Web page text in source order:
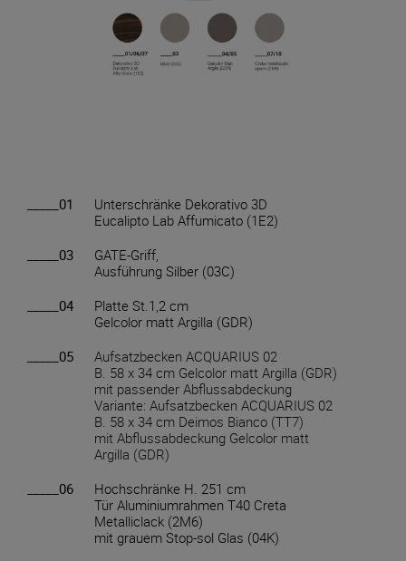
_____01
Unterschränke Dekorativo 3D
Eucalipto Lab Affumicato (1E2)
_____03
GATE-Griff,
Ausführung Silber (03C)
_____04
Platte St.1,2 cm
Gelcolor matt Argilla (GDR)
_____05
Aufsatzbecken ACQUARIUS 02
B. 58 x 34 cm Gelcolor matt Argilla (GDR)
mit passender Abflussabdeckung
Variante: Aufsatzbecken ACQUARIUS 02
B. 58 x 34 cm Deimos Bianco (TT7)
mit Abflussabdeckung Gelcolor matt
Argilla (GDR)
_____06
Hochschränke H. 251 cm
Tür Aluminiumrahmen T40 Creta
Metalliclack (2M6)
mit grauem Stop-sol Glas (04K)